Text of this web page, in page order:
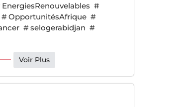
EnergiesRenouvelables #
OpportunitésAfrique#
# selogerabidjan #
Voir Plus